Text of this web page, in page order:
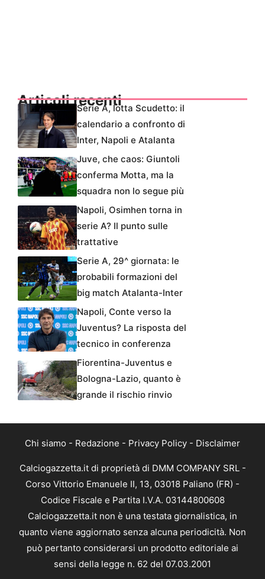
Articoli recentiSerie A, lotta Scudetto: il
calendario a confronto di
Inter, Napoli e Atalanta
Juve, che caos: Giuntoli
conferma Motta, ma la
squadra non lo segue più
Napoli, Osimhen torna in
serie A? Il punto sulle
trattative
Serie A, 29^ giornata: le
probabili formazioni del
big match Atalanta-Inter
Napoli, Conte verso la
Juventus? La risposta del
tecnico in conferenza
Fiorentina-Juventus e
Bologna-Lazio, quanto è
grande il rischio rinvio
Chi siamo - Redazione - Privacy Policy - Disclaimer
Calciogazzetta.it di proprietà di DMM COMPANY SRL -
Corso Vittorio Emanuele II, 13, 03018 Paliano (FR) -
Codice Fiscale e Partita I.V.A. 03144800608
Calciogazzetta.it non è una testata giornalistica, in
quanto viene aggiornato senza alcuna periodicità. Non
può pertanto considerarsi un prodotto editoriale ai
sensi della legge n. 62 del 07.03.2001